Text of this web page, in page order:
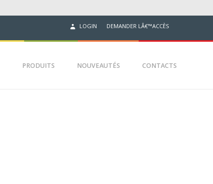
LOGIN DEMANDER LÂ€™ACCÈS
PRODUITS NOUVEAUTÉS CONTACTS